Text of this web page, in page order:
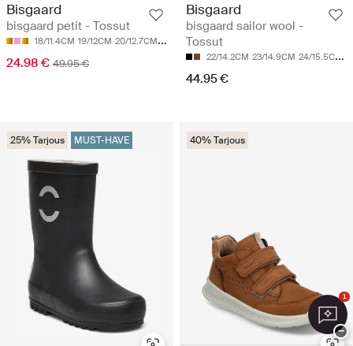
Bisgaard
bisgaard petit - Tossut
18/11.4CM 19/12CM 20/12.7CM 21/13.4CM
24.98 € 49.95 €
Bisgaard
bisgaard sailor wool -
Tossut
22/14.2CM 23/14.9CM 24/15.5CM
44.95 €
25% Tarjous MUST-HAVE 40% Tarjous
1
−